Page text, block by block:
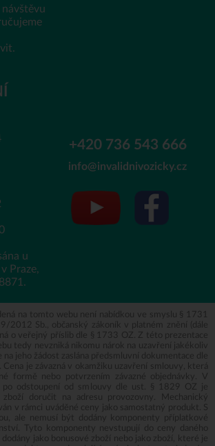
u
Praze,
+420 736 543 666
info@invalidnivozicky.cz
na tomto webu není nabídkou ve smyslu § 1731
2012 Sb., občanský zákoník v platném znění (dále
o veřejný příslib dle § 1733 OZ. Z této prezentace
tedy nevzniká nikomu nárok na uzavření jakékoliv
na jeho žádost zaslána předsmluvní dokumentace dle
je závazná v okamžiku uzavření smlouvy, která
formě nebo potvrzením závazné objednávky. V
po odstoupení od smlouvy dle ust. § 1829 OZ je
doručit na adresu provozovny. Mechanický
v rámci uváděné ceny jako samostatný produkt. S
ale nemusí být dodány komponenty příplatkové
Tyto komponenty nevstupují do ceny daného
jako bonusové zboží nebo jako zboží, které je